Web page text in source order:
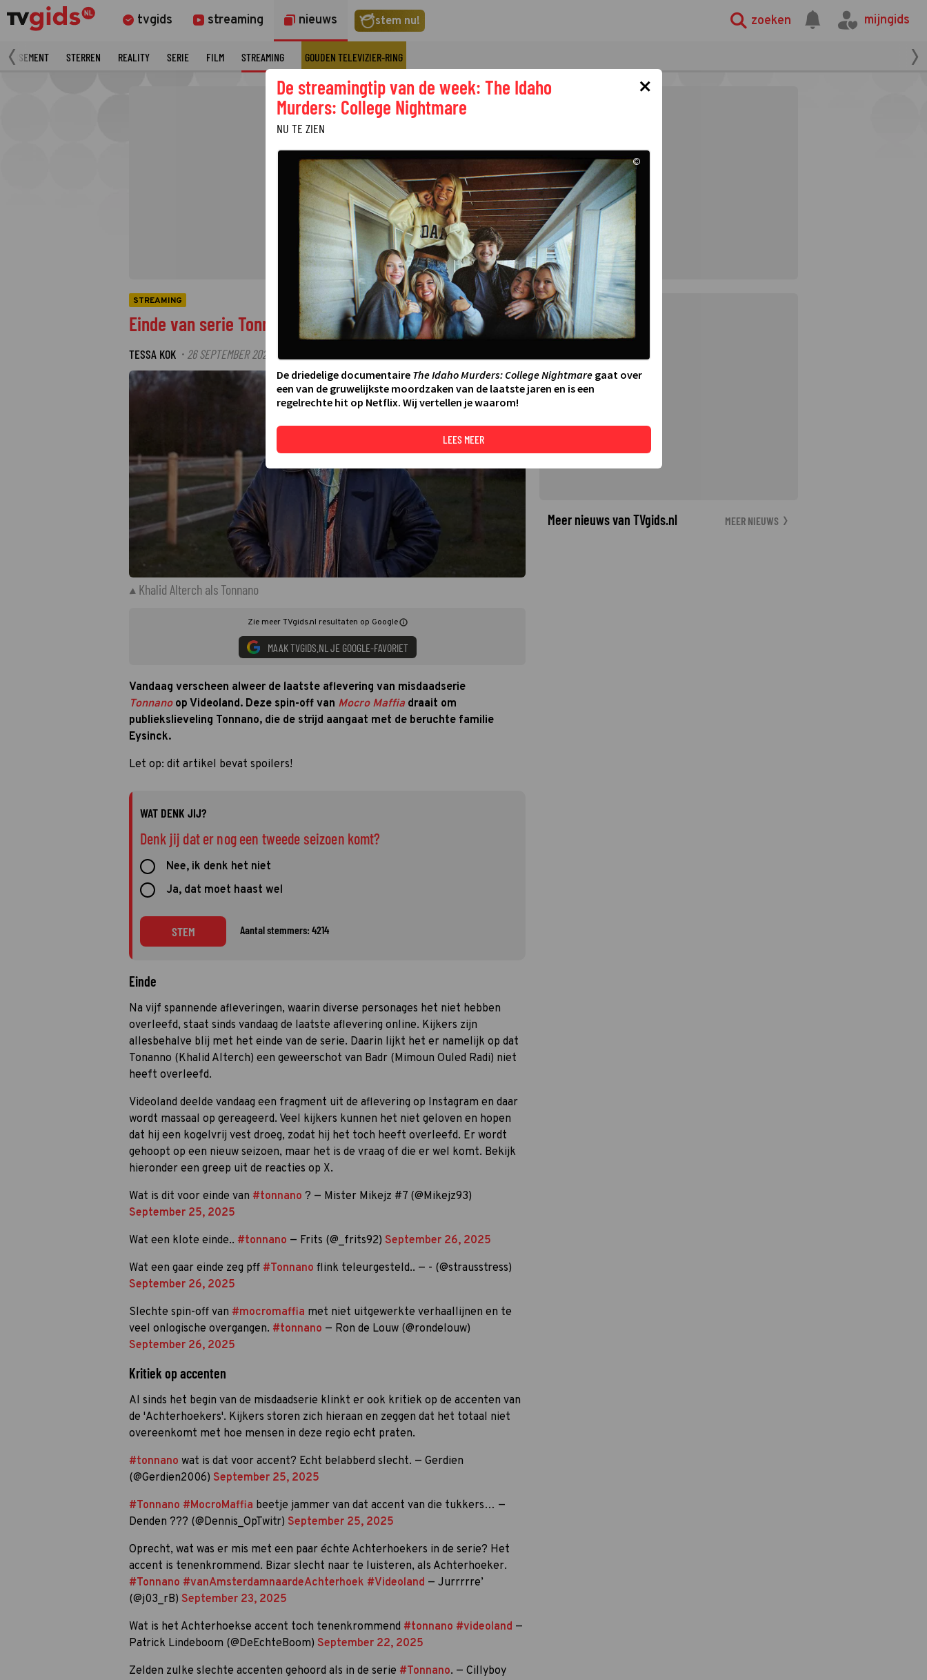
tvgids streaming nieuws stem nu! zoeken mijngids
AMUSEMENT STERREN REALITY SERIE FILM STREAMING GOUDEN TELEVIZIER-RING
STREAMING
Einde van serie Tonnano stelt kijkers teleur
TESSA KOK · 26 SEPTEMBER 2025 15:18
©
Khalid Alterch als Tonnano
Zie meer TVgids.nl resultaten op Google
MAAK TVGIDS.NL JE GOOGLE-FAVORIET
Vandaag verscheen alweer de laatste aflevering van misdaadserie
Tonnanoop Videoland. Deze spin-off van Mocro Maffia draait om
publiekslieveling Tonnano, die de strijd aangaat met de beruchte familie
Eysinck.
Let op: dit artikel bevat spoilers!
WAT DENK JIJ?
Denk jij dat er nog een tweede seizoen komt?
Nee, ik denk het niet
Ja, dat moet haast wel
STEM Aantal stemmers: 4214
Einde
Na vijf spannende afleveringen, waarin diverse personages het niet hebben
overleefd, staat sinds vandaag de laatste aflevering online. Kijkers zijn
allesbehalve blij met het einde van de serie. Daarin lijkt het er namelijk op dat
Tonanno (Khalid Alterch) een geweerschot van Badr (Mimoun Ouled Radi) niet
heeft overleefd.
Videoland deelde vandaag een fragment uit de aflevering op Instagram en daar
wordt massaal op gereageerd. Veel kijkers kunnen het niet geloven en hopen
dat hij een kogelvrij vest droeg, zodat hij het toch heeft overleefd. Er wordt
gehoopt op een nieuw seizoen, maar het is de vraag of die er wel komt. Bekijk
hieronder een greep uit de reacties op X.
Wat is dit voor einde van #tonnano ? — Mister Mikejz #7 (@Mikejz93)
September 25, 2025
Wat een klote einde.. #tonnano — Frits (@_frits92) September 26, 2025
Wat een gaar einde zeg pff #Tonnano flink teleurgesteld.. — - (@strausstress)
September 26, 2025
Slechte spin-off van #mocromaffia met niet uitgewerkte verhaallijnen en te
veel onlogische overgangen. #tonnano — Ron de Louw (@rondelouw)
September 26, 2025
Kritiek op accenten
Al sinds het begin van de misdaadserie klinkt er ook kritiek op de accenten van
de 'Achterhoekers'. Kijkers storen zich hieraan en zeggen dat het totaal niet
overeenkomt met hoe mensen in deze regio echt praten.
#tonnano wat is dat voor accent? Echt belabberd slecht. — Gerdien
(@Gerdien2006) September 25, 2025
#Tonnano #MocroMaffia beetje jammer van dat accent van die tukkers… —
Denden ??? (@Dennis_OpTwitr) September 25, 2025
Oprecht, wat was er mis met een paar échte Achterhoekers in de serie? Het
accent is tenenkrommend. Bizar slecht naar te luisteren, als Achterhoeker.
#Tonnano #vanAmsterdamnaardeAchterhoek #Videoland — Jurrrrre’
(@j03_rB) September 23, 2025
Wat is het Achterhoekse accent toch tenenkrommend #tonnano #videoland —
Patrick Lindeboom (@DeEchteBoom) September 22, 2025
Zelden zulke slechte accenten gehoord als in de serie #Tonnano. — Cillyboy
Meer nieuws van TVgids.nl MEER NIEUWS
×
De streamingtip van de week: The Idaho
Murders: College Nightmare
NU TE ZIEN
©
De driedelige documentaire The Idaho Murders: College Nightmaregaat over
een van de gruwelijkste moordzaken van de laatste jaren en is een
regelrechte hit op Netflix. Wij vertellen je waarom!
LEES MEER